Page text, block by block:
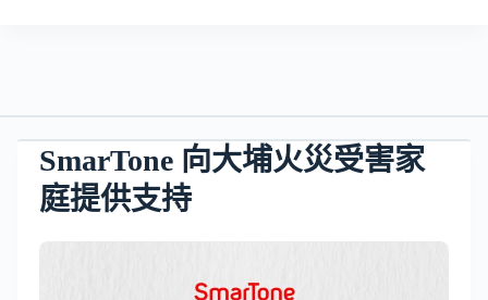
SmarTone 向大埔火災受害家
庭提供支持